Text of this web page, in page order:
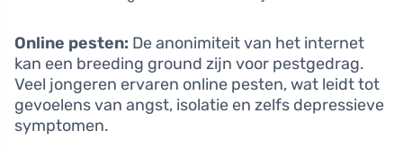
Online pesten: De anonimiteit van het internet
kan een breeding ground zijn voor pestgedrag.
Veel jongeren ervaren online pesten, wat leidt tot
gevoelens van angst, isolatie en zelfs depressieve
symptomen.